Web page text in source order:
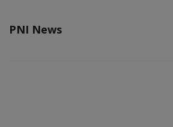
PNI News